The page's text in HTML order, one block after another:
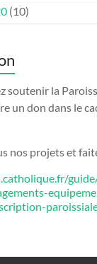
(10)
soutenir la
un don dans le
nos projets et